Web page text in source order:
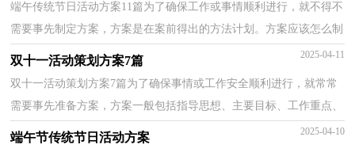
端午传统节日活动方案11篇为了确保工作或事情顺利进行，就不得不
需要事先制定方案，方案是在案前得出的方法计划。方案应该怎么制
定才好呢？下面是小编帮大家整理的端午传统节日活...
双十一活动策划方案7篇 2025-04-11
双十一活动策划方案7篇为了确保事情或工作安全顺利进行，就常常
需要事先准备方案，方案一般包括指导思想、主要目标、工作重点、
实施步骤、政策措施、具体要求等项目。你知道什...
端午节传统节日活动方案 2025-04-10